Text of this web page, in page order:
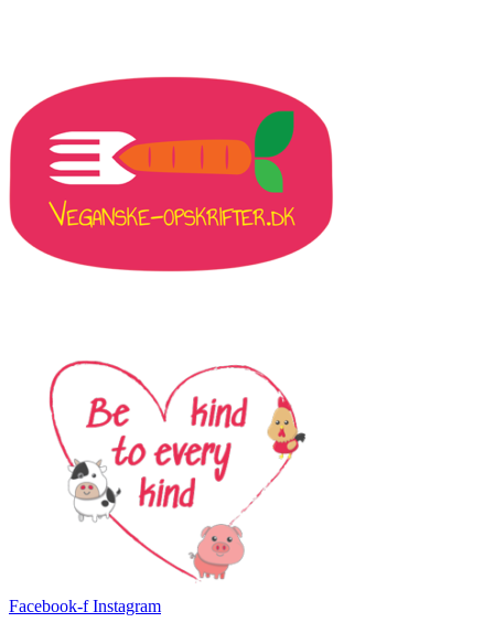
Facebook-f Instagram